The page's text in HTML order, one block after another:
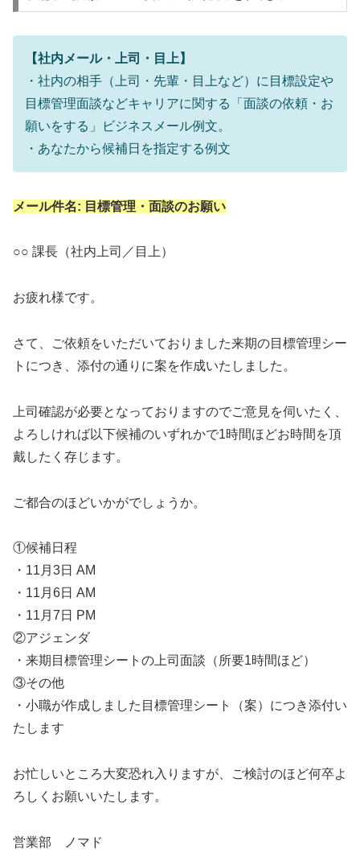
【社内メール・上司・目上】
・社内の相手（上司・先輩・目上など）に目標設定や
目標管理面談などキャリアに関する「面談の依頼・お
願いをする」ビジネスメール例文。
・あなたから候補日を指定する例文
メール件名: 目標管理・面談のお願い
○○ 課長（社内上司／目上）
お疲れ様です。
さて、ご依頼をいただいておりました来期の目標管理シー
トにつき、添付の通りに案を作成いたしました。
上司確認が必要となっておりますのでご意見を伺いたく、
よろしければ以下候補のいずれかで1時間ほどお時間を頂
戴したく存じます。
ご都合のほどいかがでしょうか。
①候補日程
・11月3日 AM
・11月6日 AM
・11月7日 PM
②アジェンダ
・来期目標管理シートの上司面談（所要1時間ほど）
③その他
・小職が作成しました目標管理シート（案）につき添付い
たします
お忙しいところ大変恐れ入りますが、ご検討のほど何卒よ
ろしくお願いいたします。
営業部 ノマド